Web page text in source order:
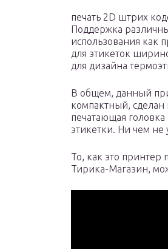
печать 2D штрих
Поддержка
использования как
для этикеток
для дизайна
В общем, данный
компактный, сделан
печатающая
этикетки. Ни чем не
То, как это
Тирика-Магазин,